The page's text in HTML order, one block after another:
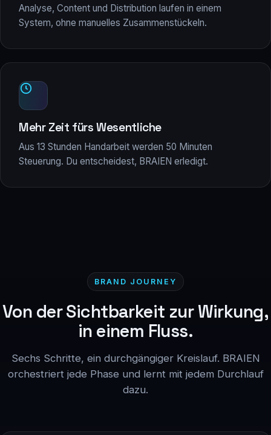
Analyse, Content und Distribution laufen in einem
System, ohne manuelles Zusammenstückeln.
Mehr Zeit fürs Wesentliche
Aus 13 Stunden Handarbeit werden 50 Minuten
Steuerung. Du entscheidest, BRAIEN erledigt.
BRAND JOURNEY
Von der Sichtbarkeit zur Wirkung,
in einem Fluss.
Sechs Schritte, ein durchgängiger Kreislauf. BRAIEN
orchestriert jede Phase und lernt mit jedem Durchlauf
dazu.